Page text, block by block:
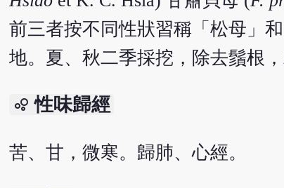
前三者按不同性狀習稱「松母」
地。夏、秋二季採挖，除去鬚根
bubble_chart 性味歸經
苦、甘，微寒。歸肺、心經。